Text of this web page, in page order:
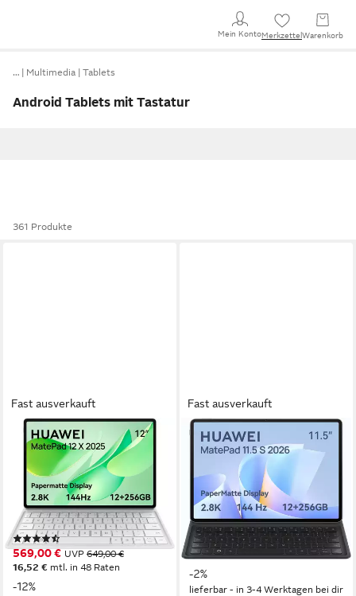
Mein KontoMerkzettel Warenkorb
… Multimedia Tablets
Android Tablets mit Tastatur
361 Produkte
Fast ausverkauft
HUAWEI
MatePad 12 X WiFi 12 + 256
GB inklusive Tastatur Tablet
12 Zoll Bildschirmdiagonale
2800 x 1840 px Bildschirmauflösung
12 GB Arbeitsspeicher
(3)
569,00 € UVP 649,00 €
16,52 € mtl. in 48 Raten
-12%
Fast ausverkauft
HUAWEI
MatePad 11.5" S 12+256 GB
Inklusive Tastatur Tablet
29,21 Zoll Bildschirmdiagonale
2800 x 1840 px Bildschirmauflösung
12 Std. Akkulaufzeit
489,00 € UVP
499,00 €
17,54 €mtl. in 36 Raten
-2%
lieferbar - in 3-4 Werktagen bei dir